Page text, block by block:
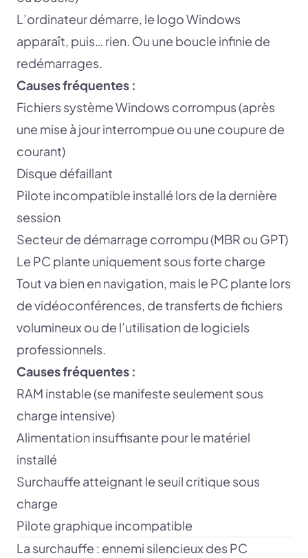
L’ordinateur démarre, le logo Windows
apparaît, puis… rien. Ou une boucle infinie de
redémarrages.
Causes fréquentes :
Fichiers système Windows corrompus (après
une mise à jour interrompue ou une coupure de
courant)
Disque défaillant
Pilote incompatible installé lors de la dernière
session
Secteur de démarrage corrompu (MBR ou GPT)
Le PC plante uniquement sous forte charge
Tout va bien en navigation, mais le PC plante lors
de vidéoconférences, de transferts de fichiers
volumineux ou de l’utilisation de logiciels
professionnels.
Causes fréquentes :
RAM instable (se manifeste seulement sous
charge intensive)
Alimentation insuffisante pour le matériel
installé
Surchauffe atteignant le seuil critique sous
charge
Pilote graphique incompatible
La surchauffe : ennemi silencieux des PC